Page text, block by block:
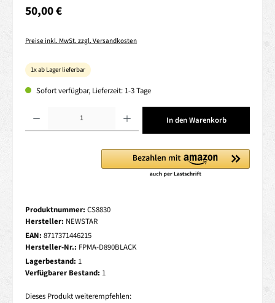
Regulärer Preis:
50,00 €
Preise inkl. MwSt. zzgl. Versandkosten
1x ab Lager lieferbar
Sofort verfügbar, Lieferzeit: 1-3 Tage
In den Warenkorb
Produktnummer: CS8830
Hersteller: NEWSTAR
EAN: 8717371446215
Hersteller-Nr.: FPMA-D890BLACK
Lagerbestand: 1
Verfügbarer Bestand: 1
Dieses Produkt weiterempfehlen: